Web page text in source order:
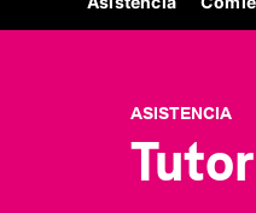
ASISTENCIA